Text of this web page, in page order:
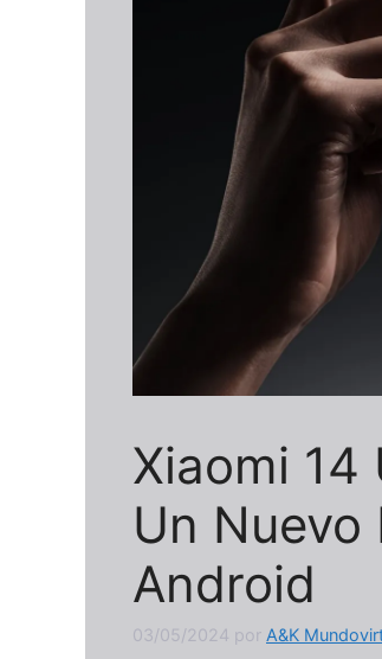
Xiaomi 14
Un
Android
03/05/2024 por A&K